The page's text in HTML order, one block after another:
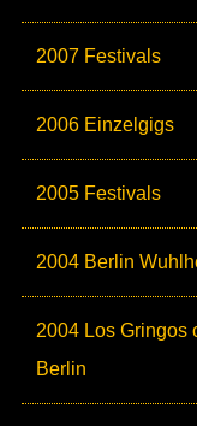
2007 Festivals
2006 Einzelgigs
2005 Festivals
2004 Berlin
2004 Los Gringos
Berlin